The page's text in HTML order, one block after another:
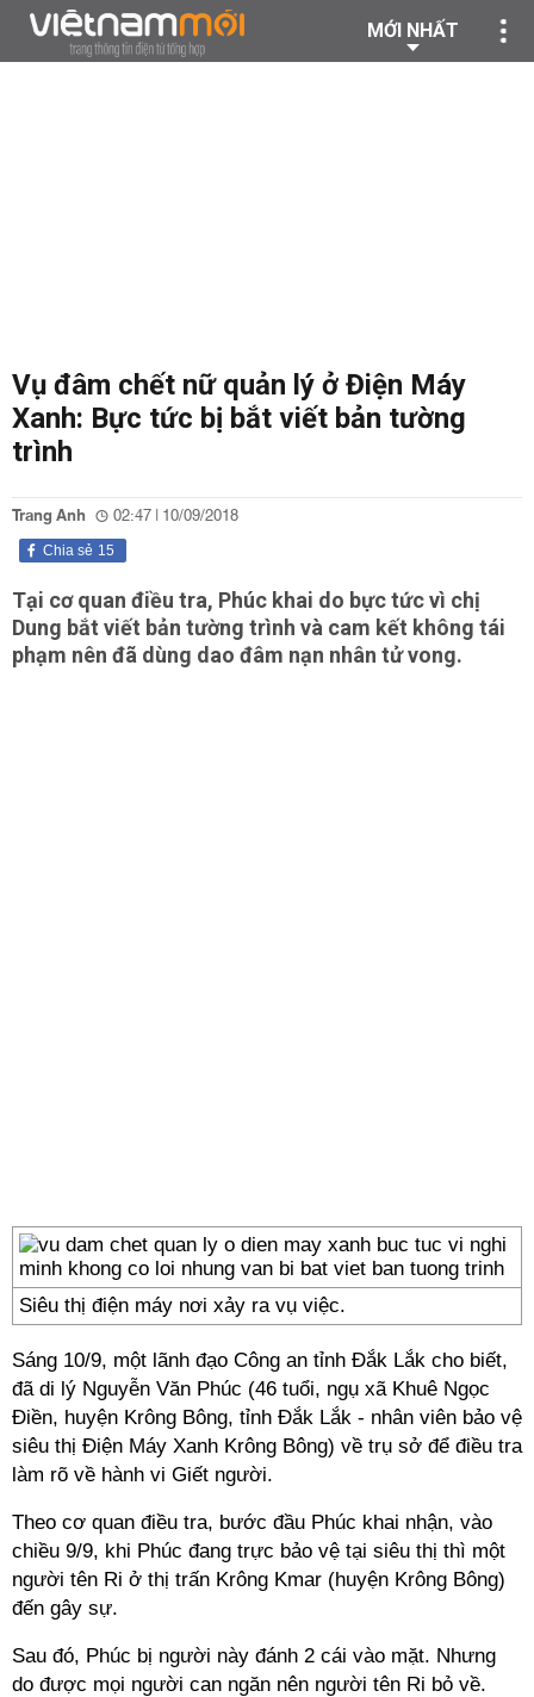
MỚI NHẤT
Vụ đâm chết nữ quản lý ở Điện Máy
Xanh: Bực tức bị bắt viết bản tường
trình
Trang Anh 02:47 | 10/09/2018
15
Chia sẻ
Tại cơ quan điều tra, Phúc khai do bực tức vì chị
Dung bắt viết bản tường trình và cam kết không tái
phạm nên đã dùng dao đâm nạn nhân tử vong.
Siêu thị điện máy nơi xảy ra vụ việc.
Sáng 10/9, một lãnh đạo Công an tỉnh Đắk Lắk cho biết,
đã di lý Nguyễn Văn Phúc (46 tuổi, ngụ xã Khuê Ngọc
Điền, huyện Krông Bông, tỉnh Đắk Lắk - nhân viên bảo vệ
siêu thị Điện Máy Xanh Krông Bông) về trụ sở để điều tra
làm rõ về hành vi Giết người.
Theo cơ quan điều tra, bước đầu Phúc khai nhận, vào
chiều 9/9, khi Phúc đang trực bảo vệ tại siêu thị thì một
người tên Ri ở thị trấn Krông Kmar (huyện Krông Bông)
đến gây sự.
Sau đó, Phúc bị người này đánh 2 cái vào mặt. Nhưng
do được mọi người can ngăn nên người tên Ri bỏ về.